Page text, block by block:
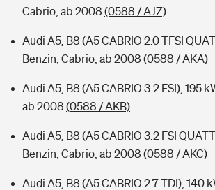
Cabrio, ab 2008 (0588 / AJZ)
Audi A5, B8 (A5 CABRIO 2.0 TFSI
Benzin, Cabrio, ab 2008 (0588 / AKA)
Audi A5, B8 (A5 CABRIO 3.2 FSI), 195
ab 2008 (0588 / AKB)
Audi A5, B8 (A5 CABRIO 3.2 FSI
Benzin, Cabrio, ab 2008 (0588 / AKC)
Audi A5, B8 (A5 CABRIO 2.7 TDI), 140